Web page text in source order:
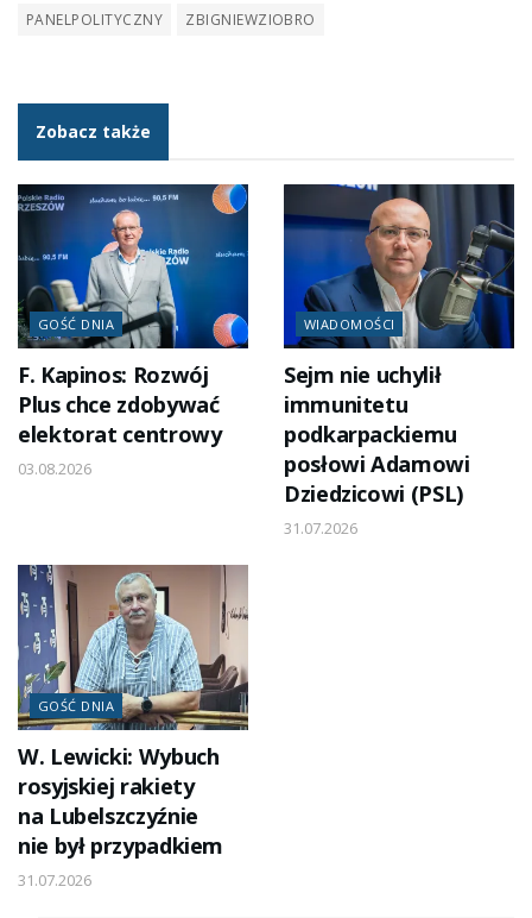
PANELPOLITYCZNY
ZBIGNIEWZIOBRO
Zobacz także
GOŚĆ DNIA
F. Kapinos: Rozwój
Plus chce zdobywać
elektorat centrowy
03.08.2026
WIADOMOŚCI
Sejm nie uchylił
immunitetu
podkarpackiemu
posłowi Adamowi
Dziedzicowi (PSL)
31.07.2026
GOŚĆ DNIA
W. Lewicki: Wybuch
rosyjskiej rakiety
na Lubelszczyźnie
nie był przypadkiem
31.07.2026